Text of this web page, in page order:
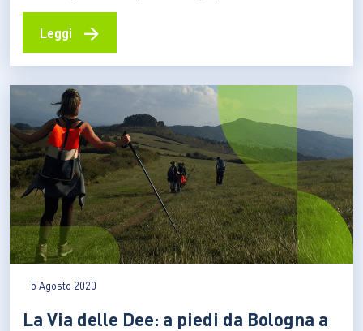
dell’Italia nasce il portale fondato da Adalberto Corraro,
che offre un numero sempre più ampio di destinazioni
le vacanze in compagnia dei propri…
Leggi →
5 Agosto 2020
La Via delle Dee: a piedi da Bologna a